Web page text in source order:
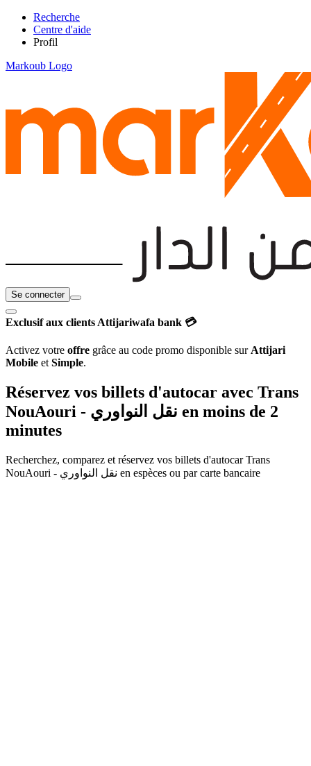
Recherche
Centre d'aide
Profil
Markoub Logo
Se connecter
Exclusif aux clients Attijariwafa bank 💳
Activez votre offre grâce au code promo disponible sur Attijari
Mobile et Simple.
Réservez vos billets d'autocar avec Trans
en moins de 2
minutes
Recherchez, comparez et réservez vos billets d'autocarTrans
NouAouri - نقل النواوري en espèces ou par carte bancaire